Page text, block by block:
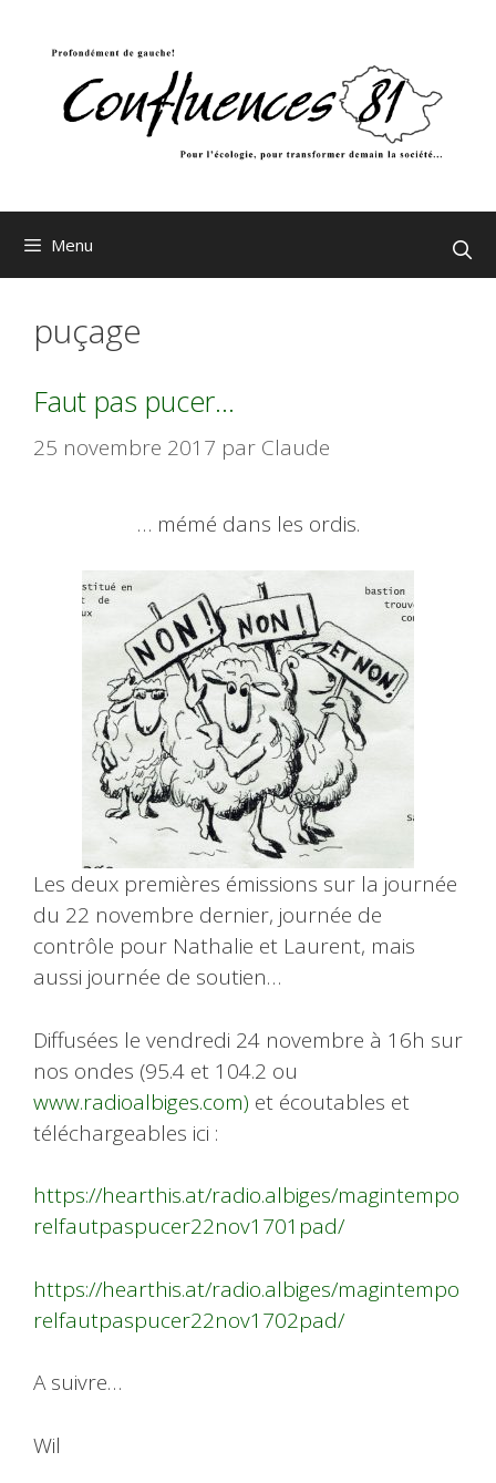
Menu
puçage
Faut pas pucer…
25 novembre 2017 par Claude
… mémé dans les ordis.
Les deux premières émissions sur la journée
du 22 novembre dernier, journée de
contrôle pour Nathalie et Laurent, mais
aussi journée de soutien…
Diffusées le vendredi 24 novembre à 16h sur
nos ondes (95.4 et 104.2 ou
www.radioalbiges.com) et écoutables et
téléchargeables ici :
https://hearthis.at/radio.albiges/magintempo
relfautpaspucer22nov1701pad/
https://hearthis.at/radio.albiges/magintempo
relfautpaspucer22nov1702pad/
A suivre…
Wil